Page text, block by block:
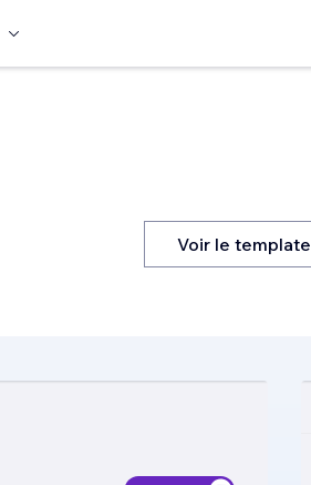
Voir le template